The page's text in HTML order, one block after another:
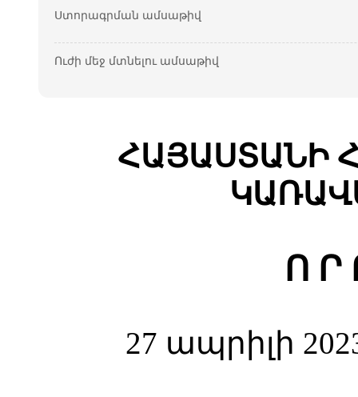
Ստորագրման ամսաթիվ
Ուժի մեջ մտնելու ամսաթիվ
ՀԱՅԱՍՏԱՆԻ
Ո Ր
27 ապրիլի